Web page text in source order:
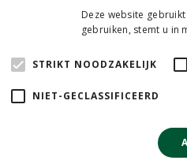
naar:
Deze website
gebruiken, stemt u in
STRIKT NOODZAKELIJK
NIET-GECLASSIFICEERD